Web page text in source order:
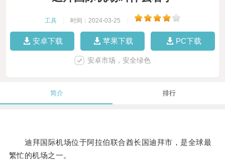
工具 时间：2024-03-25
安卓下载 苹果下载 PC下载
安卓市场，安全绿色
简介 排行
迪拜国际机场位于阿拉伯联合酋长国迪拜市，是全球最
繁忙的机场之一。